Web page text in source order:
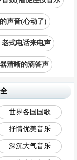
声音(心动了)
老式电话来电声
清晰的滴答声
世界各国国歌
抒情优美音乐
深沉大气音乐